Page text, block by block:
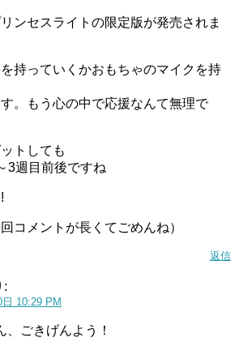
ンセスライトの限定版が発売されま
持っていくかおもちゃのマイクを持
。もう心の中で応援なんて無理で
トしても
3週目前後ですね
コメントが長くてごめんね）
返信
:
10:29 PM
、ごきげんよう！